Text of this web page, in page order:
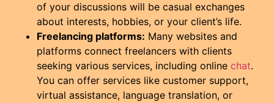
of your discussions will be casual exchanges
about interests, hobbies, or your client’s life.
Freelancing platforms: Many websites and
platforms connect freelancers with clients
seeking various services, including online chat.
You can offer services like customer support,
virtual assistance, language translation, or